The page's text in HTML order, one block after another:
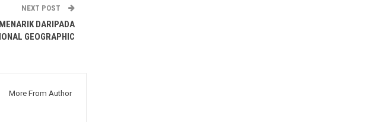
NEXT POST
DARIPADA
GEOGRAPHIC
More From Author